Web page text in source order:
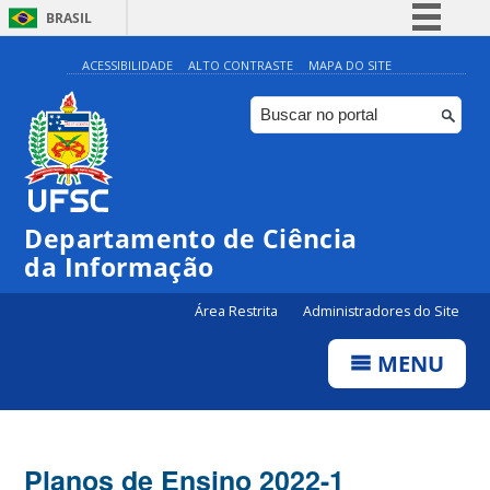
BRASIL
Simplifique!
Comunica BR
Participe
Canais
ACESSIBILIDADE ALTO CONTRASTE MAPA DO SITE
Departamento de Ciência
da Informação
Área Restrita Administradores do Site
MENU
Planos de Ensino 2022-1